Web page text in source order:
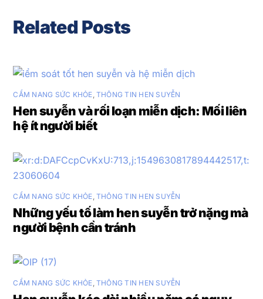
Related Posts
CẨM NANG SỨC KHỎE, THÔNG TIN HEN SUYỄN
Hen suyễn và rối loạn miễn dịch: Mối liên
hệ ít người biết
CẨM NANG SỨC KHỎE THÔNG TIN HEN SUYỄN
Những yếu tố làm hen suyễn trở nặng mà
người bệnh cần tránh
CẨM NANG SỨC KHỎE THÔNG TIN HEN SUYỄN